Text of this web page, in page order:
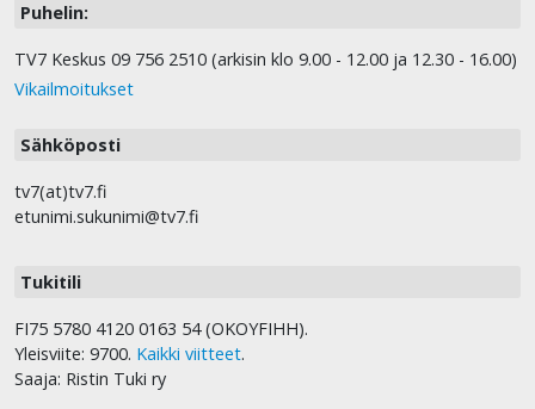
Puhelin:
TV7 Keskus 09 756 2510 (arkisin klo 9.00 - 12.00 ja 12.30 - 16.00)
Vikailmoitukset
Sähköposti
tv7(at)tv7.fi
etunimi.sukunimi@tv7.fi
Tukitili
FI75 5780 4120 0163 54 (OKOYFIHH).
Yleisviite: 9700. Kaikki viitteet.
Saaja: Ristin Tuki ry